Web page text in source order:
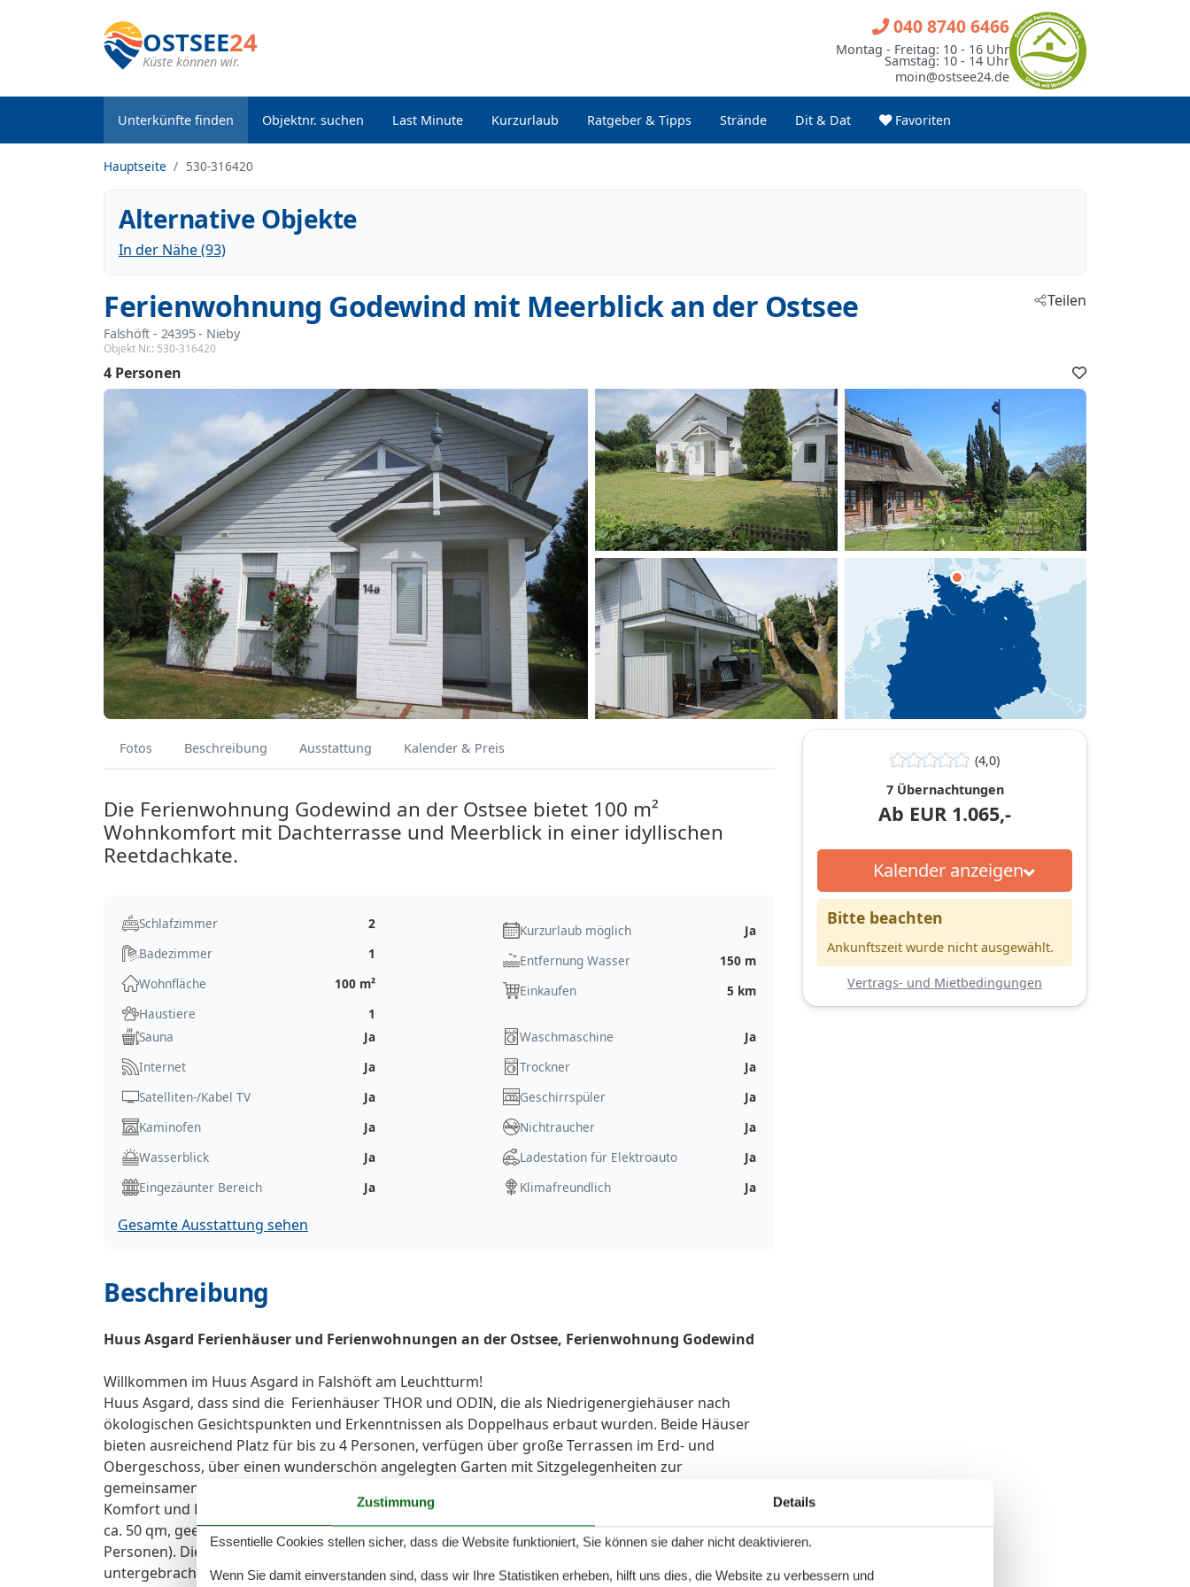
OSTSEE24
Küste können wir.
Unterkünfte finden Objektnr. suchen Last Minute Kurzurlaub Ratgeber & Tipps Strände Dit & Dat Favoriten
040 8740 6466
Montag - Freitag: 10 - 16 Uhr
Samstag: 10 - 14 Uhr
moin@ostsee24.de
Hauptseite 530-316420
Alternative Objekte
In der Nähe (93)
Ferienwohnung Godewind mit Meerblick an der Ostsee
Falshöft - 24395 - Nieby
Objekt Nr.: 530-316420
Teilen
4 Personen
Fotos Beschreibung Ausstattung Kalender & Preis
Die Ferienwohnung Godewind an der Ostsee bietet 100 m²
Wohnkomfort mit Dachterrasse und Meerblick in einer idyllischen
Reetdachkate.
Schlafzimmer
2
Badezimmer
1
Wohnfläche
100 m²
Haustiere
1
Kurzurlaub möglich
Ja
Entfernung Wasser
150 m
Einkaufen
5 km
Sauna
Ja
Internet
Ja
Satelliten-/Kabel TV
Ja
Kaminofen
Ja
Wasserblick
Ja
Eingezäunter Bereich
Ja
Waschmaschine
Ja
Trockner
Ja
Geschirrspüler
Ja
Nichtraucher
Ja
Ladestation für Elektroauto
Ja
Klimafreundlich
Ja
Gesamte Ausstattung sehen
Beschreibung
Huus Asgard Ferienhäuser und Ferienwohnungen an der Ostsee, Ferienwohnung Godewind
Willkommen im Huus Asgard in Falshöft am Leuchtturm!
Huus Asgard, dass sind die Ferienhäuser THOR und ODIN, die als Niedrigenergiehäuser nach
ökologischen Gesichtspunkten und Erkenntnissen als Doppelhaus erbaut wurden. Beide Häuser
bieten ausreichend Platz für bis zu 4 Personen, verfügen über große Terrassen im Erd- und
Obergeschoss, über einen wunderschön angelegten Garten mit Sitzgelegenheiten zur
gemeinsamen Nutzung. Ferienhaus SAGA ist ein freistehendes Ferienhaus und bietet höchsten
Komfort und Platz für 4 Personen. Ebenfalls zu Huus Asgard, gehören die Ferienwohnung Holla (EG,
ca. 50 qm, geeignet für 2 Personen) und die Ferienwohnung Freya (OG, ca. 68 qm, geeignet für 2
Personen). Die beiden Wohnungen befinden sich in einem dritten Hausteil, dort ist auch die Sauna
untergebracht, die den Gästen von Huus Asgard gegen Gebühr und nach Absprache zur Verfügung
(4,0)
7 Übernachtungen
Ab EUR 1.065,-
Kalender anzeigen
Bitte beachten
Ankunftszeit wurde nicht ausgewählt.
Vertrags- und Mietbedingungen
Zustimmung Details
Essentielle Cookies stellen sicher, dass die Website funktioniert, Sie können sie daher nicht deaktivieren.
Wenn Sie damit einverstanden sind, dass wir Ihre Statistiken erheben, hilft uns dies, die Website zu verbessern und